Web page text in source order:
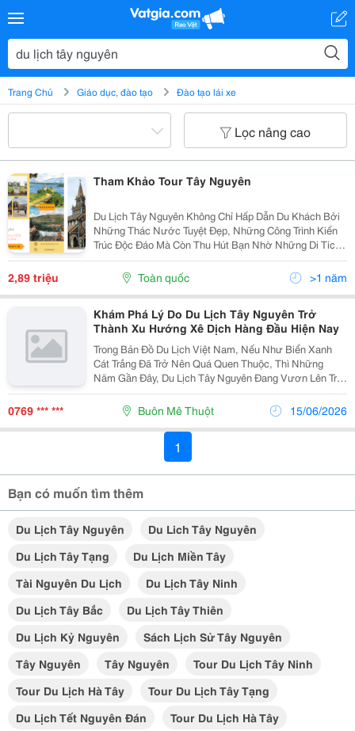
Trang Chủ Giáo dục, đào tạo Đào tạo lái xe
Lọc nâng cao
Tham Khảo Tour Tây Nguyên
Du Lịch Tây Nguyên Không Chỉ Hấp Dẫn Du Khách Bởi
Những Thác Nước Tuyệt Đẹp, Những Công Trình Kiến
Trúc Độc Đáo Mà Còn Thu Hút Bạn Nhờ Những Di Tích
Lịch Sử Oai Hùng Và Những Khu Du Lịch Sinh Thái Đa
Dạng. Tour Tây Nguyên Của Antamtour Là Chương...
2,89 triệu Toàn quốc >1 năm
Khám Phá Lý Do Du Lịch Tây Nguyên Trở
Thành Xu Hướng Xê Dịch Hàng Đầu Hiện Nay
Trong Bản Đồ Du Lịch Việt Nam, Nếu Như Biển Xanh
Cát Trắng Đã Trở Nên Quá Quen Thuộc, Thì Những
Năm Gần Đây, Du Lịch Tây Nguyên Đang Vươn Lên Trở
Thành Một Xu Hướng Khám Phá Hàng Đầu. Sức Hút
Mãnh Liệt Của Vùng Đất Này Đến Từ Sự Nguyên Sơ
Của Đại...
0769 *** *** Buôn Mê Thuột 15/06/2026
1
Bạn có muốn tìm thêm
Du Lịch Tây Nguyên
Du Lich Tây Nguyên
Du Lịch Tây Tạng
Du Lịch Miền Tây
Tài Nguyên Du Lịch
Du Lịch Tây Ninh
Du Lịch Tây Bắc
Du Lịch Tây Thiên
Du Lịch Kỷ Nguyên
Sách Lịch Sử Tây Nguyên
Tây Nguyên
Tây Nguyên
Tour Du Lịch Tây Ninh
Tour Du Lịch Hà Tây
Tour Du Lịch Tây Tạng
Du Lịch Tết Nguyên Đán
Tour Du Lịch Hà Tây